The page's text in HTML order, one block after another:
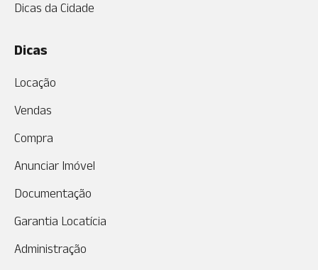
Dicas da Cidade
Dicas
Locação
Vendas
Compra
Anunciar Imóvel
Documentação
Garantia Locatícia
Administração